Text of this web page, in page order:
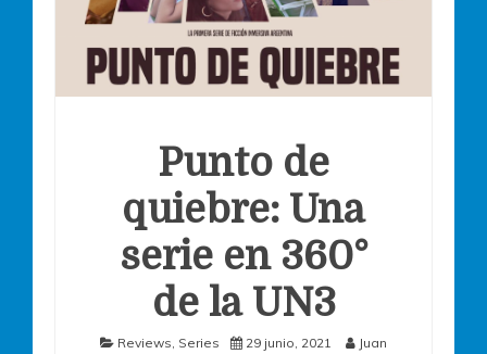
Punto de
quiebre: Una
serie en 360°
de la UN3
Reviews Series 29 junio, 2021
Juan